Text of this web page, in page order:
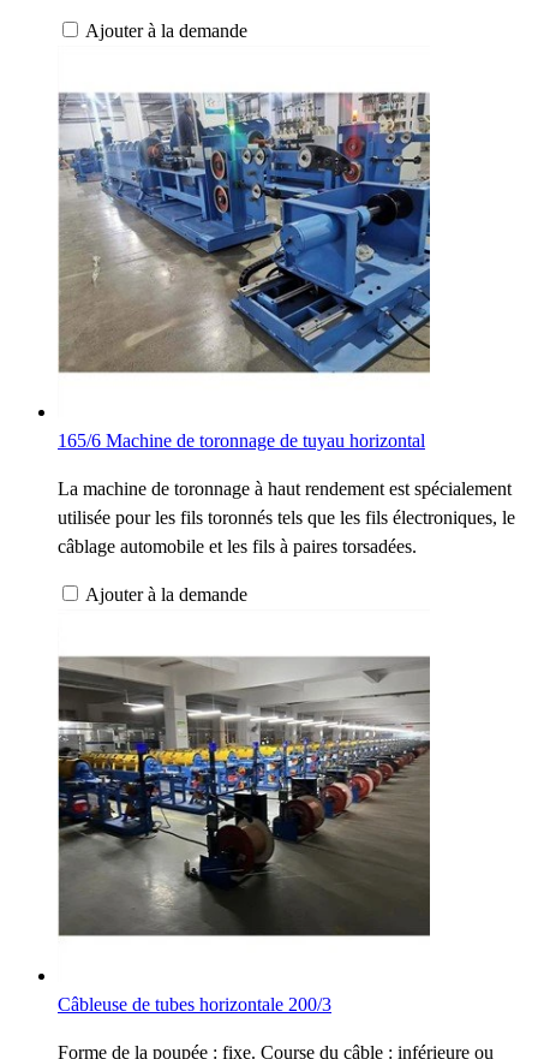
Ajouter à la demande
165/6 Machine de toronnage de tuyau horizontal
La machine de toronnage à haut rendement est spécialement
utilisée pour les fils toronnés tels que les fils électroniques, le
câblage automobile et les fils à paires torsadées.
Ajouter à la demande
Câbleuse de tubes horizontale 200/3
Forme de la poupée : fixe. Course du câble : inférieure ou